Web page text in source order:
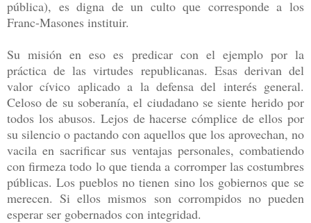
pública), es digna de un culto que corresponde a los
Franc-Masones instituir.
Su misión en eso es predicar con el ejemplo por la
práctica de las virtudes republicanas. Esas derivan del
valor cívico aplicado a la defensa del interés general.
Celoso de su soberanía, el ciudadano se siente herido por
todos los abusos. Lejos de hacerse cómplice de ellos por
su silencio o pactando con aquellos que los aprovechan, no
vacila en sacrificar sus ventajas personales, combatiendo
con firmeza todo lo que tienda a corromper las costumbres
públicas. Los pueblos no tienen sino los gobiernos que se
merecen. Si ellos mismos son corrompidos no pueden
esperar ser gobernados con integridad.